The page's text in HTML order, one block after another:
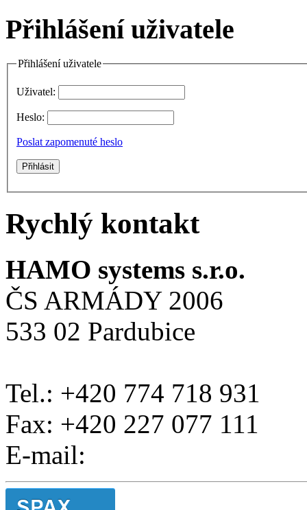
Přihlášení uživatele
Přihlášení uživatele
Uživatel:
Heslo:
Poslat zapomenuté heslo
Rychlý kontakt
HAMO systems s.r.o.
ČS ARMÁDY 2006
533 02 Pardubice
Tel.: +420 774 718 931
Fax: +420 227 077 111
E-mail: